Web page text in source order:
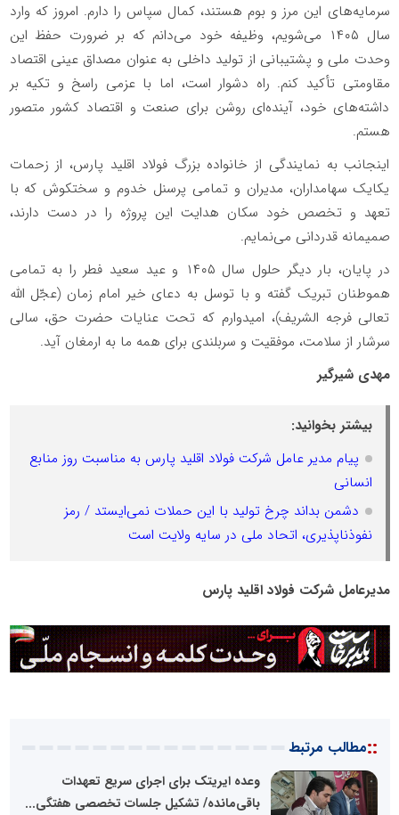
سرمایه‌های این مرز و بوم هستند، کمال سپاس را دارم. امروز که وارد
سال ۱۴۰۵ می‌شویم، وظیفه خود می‌دانم که بر ضرورت حفظ این
وحدت ملی و پشتیبانی از تولید داخلی به عنوان مصداق عینی اقتصاد
مقاومتی تأکید کنم. راه دشوار است، اما با عزمی راسخ و تکیه بر
داشته‌های خود، آینده‌ای روشن برای صنعت و اقتصاد کشور متصور
هستم.
اینجانب به نمایندگی از خانواده بزرگ فولاد اقلید پارس، از زحمات
یکایک سهامداران، مدیران و تمامی پرسنل خدوم و سختکوش که با
تعهد و تخصص خود سکان هدایت این پروژه را در دست دارند،
صمیمانه قدردانی می‌نمایم.
در پایان، بار دیگر حلول سال ۱۴۰۵ و عید سعید فطر را به تمامی
هموطنان تبریک گفته و با توسل به دعای خیر امام زمان (عجّل اللّه
تعالی فرجه الشریف)، امیدوارم که تحت عنایات حضرت حق، سالی
سرشار از سلامت، موفقیت و سربلندی برای همه ما به ارمغان آید.
مهدی شیرگیر
بیشتر بخوانید:
پیام مدیر عامل شرکت فولاد اقلید پارس به مناسبت روز منابع
انسانی
دشمن بداند چرخ تولید با این حملات نمی‌ایستد / رمز
نفوذناپذیری، اتحاد ملی در سایه ولایت است
مدیرعامل شرکت فولاد اقلید پارس
::مطالب مرتبط
وعده ایریتک برای اجرای سریع تعهدات
باقی‌مانده/ تشکیل جلسات تخصصی هفتگی...